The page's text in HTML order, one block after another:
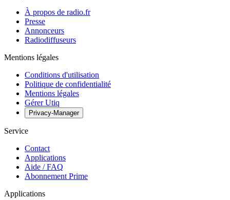
À propos de radio.fr
Presse
Annonceurs
Radiodiffuseurs
Mentions légales
Conditions d'utilisation
Politique de confidentialité
Mentions légales
Gérer Utiq
Privacy-Manager
Service
Contact
Applications
Aide / FAQ
Abonnement Prime
Applications